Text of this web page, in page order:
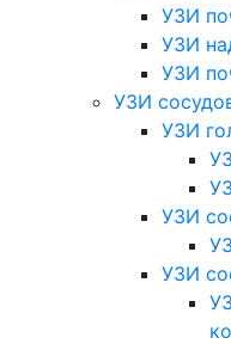
УЗИ
УЗИ
УЗИ
УЗИ
УЗИ
УЗИ
УЗИ